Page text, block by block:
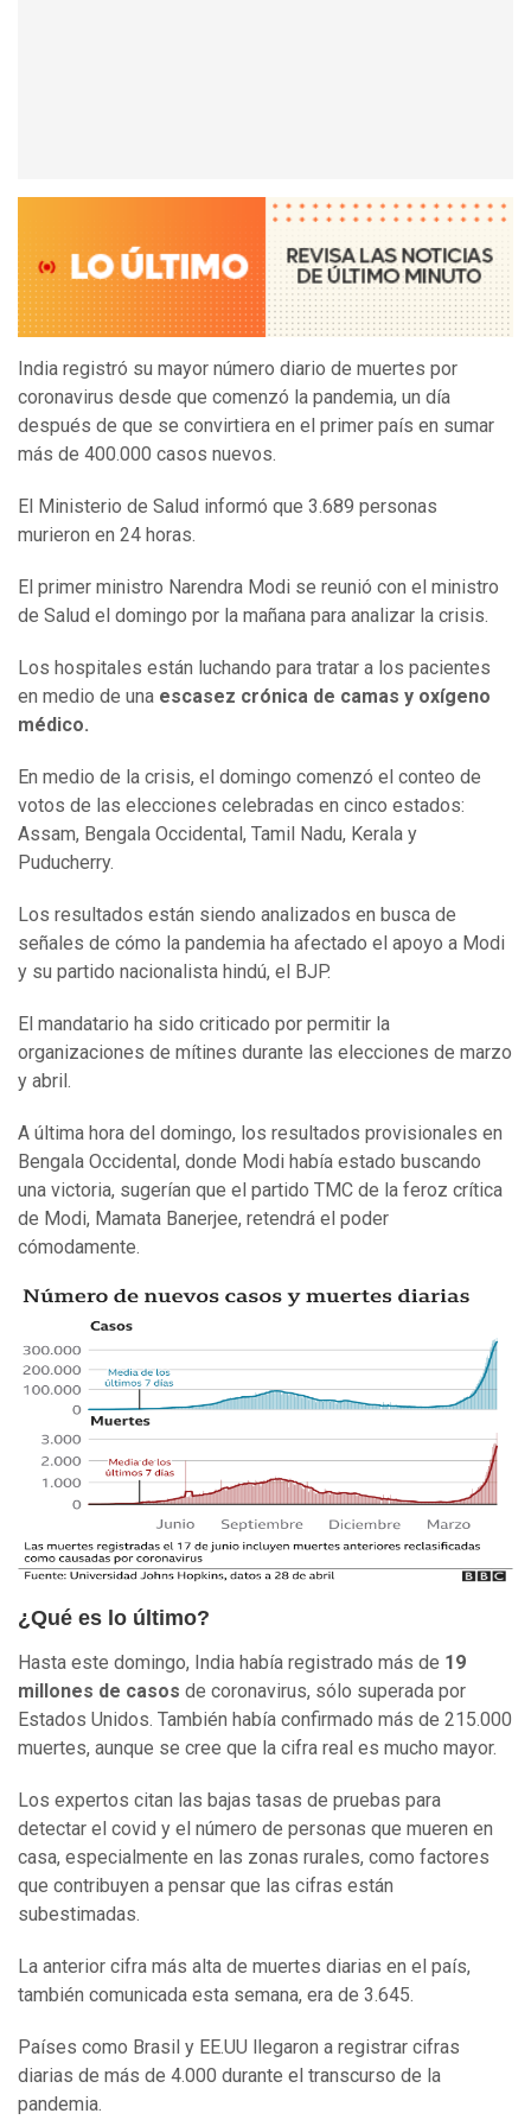
India registró su mayor número diario de muertes por
coronavirus desde que comenzó la pandemia, un día
después de que se convirtiera en el primer país en sumar
más de 400.000 casos nuevos.
El Ministerio de Salud informó que 3.689 personas
murieron en 24 horas.
El primer ministro Narendra Modi se reunió con el ministro
de Salud el domingo por la mañana para analizar la crisis.
Los hospitales están luchando para tratar a los pacientes
en medio de una escasez crónica de camas y oxígeno
médico.
En medio de la crisis, el domingo comenzó el conteo de
votos de las elecciones celebradas en cinco estados:
Assam, Bengala Occidental, Tamil Nadu, Kerala y
Puducherry.
Los resultados están siendo analizados en busca de
señales de cómo la pandemia ha afectado el apoyo a Modi
y su partido nacionalista hindú, el BJP.
El mandatario ha sido criticado por permitir la
organizaciones de mítines durante las elecciones de marzo
y abril.
A última hora del domingo, los resultados provisionales en
Bengala Occidental, donde Modi había estado buscando
una victoria, sugerían que el partido TMC de la feroz crítica
de Modi, Mamata Banerjee, retendrá el poder
cómodamente.
¿Qué es lo último?
Hasta este domingo, India había registrado más de 19
millones de casos de coronavirus, sólo superada por
Estados Unidos. También había confirmado más de 215.000
muertes, aunque se cree que la cifra real es mucho mayor.
Los expertos citan las bajas tasas de pruebas para
detectar el covid y el número de personas que mueren en
casa, especialmente en las zonas rurales, como factores
que contribuyen a pensar que las cifras están
subestimadas.
La anterior cifra más alta de muertes diarias en el país,
también comunicada esta semana, era de 3.645.
Países como Brasil y EE.UU llegaron a registrar cifras
diarias de más de 4.000 durante el transcurso de la
pandemia.